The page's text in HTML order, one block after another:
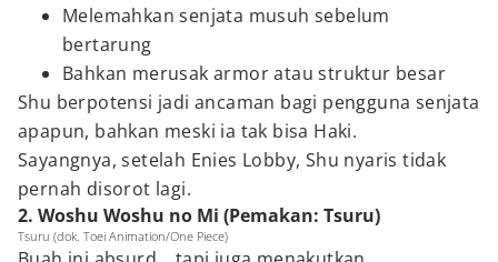
Melemahkan senjata musuh sebelum
bertarung
Bahkan merusak armor atau struktur besar
Shu berpotensi jadi ancaman bagi pengguna senjata
apapun, bahkan meski ia tak bisa Haki.
Sayangnya, setelah Enies Lobby, Shu nyaris tidak
pernah disorot lagi.
2. Woshu Woshu no Mi (Pemakan: Tsuru)
Tsuru (dok. Toei Animation/One Piece)